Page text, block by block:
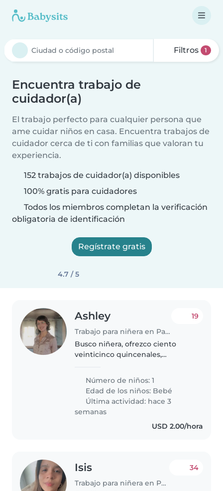
Filtros 1
Encuentra trabajo de
cuidador(a)
El trabajo perfecto para cualquier persona que
ame cuidar niños en casa. Encuentra trabajos de
cuidador cerca de ti con familias que valoran tu
experiencia.
152 trabajos de cuidador(a) disponibles
100% gratis para cuidadores
Todos los miembros completan la verificación
obligatoria de identificación
Regístrate gratis
4.7 / 5
Ashley
Trabajo para niñera en Panamá
19
Busco niñera, ofrezco ciento
veinticinco quincenales,
horario: lunes a viernes 10:00 a.m.
a 5:00 p.m. sábados de 9:00 a.m. a
2:00 p.m. con almuerzo..
Número de niños: 1
Edad de los niños: Bebé
Última actividad: hace 3
semanas
USD 2.00/hora
Isis
Trabajo para niñera en Panamá
34